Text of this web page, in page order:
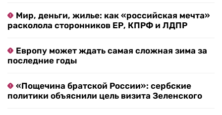
Мир, деньги, жилье: как «российская мечта»
расколола сторонников ЕР, КПРФ и ЛДПР
Европу может ждать самая сложная зима за
последние годы
«Пощечина братской России»: сербские
политики объяснили цель визита Зеленского